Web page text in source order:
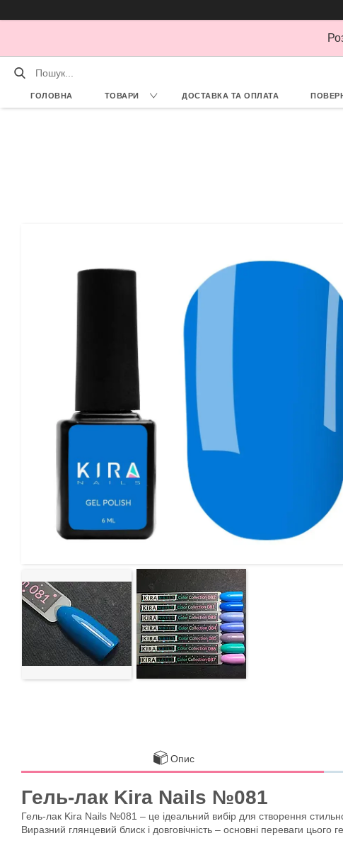
ГОЛОВНА ТОВАРИ ДОСТАВКА ТА ОПЛАТА
Опис
Гель-лак Kira Nails №081
Гель-лак Kira Nails №081 – це ідеальний вибір для створення
Виразний глянцевий блиск і довговічність – основні переваги цього